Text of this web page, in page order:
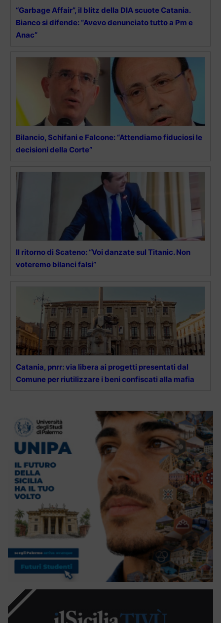
“Garbage Affair”, il blitz della DIA scuote Catania.
Bianco si difende: “Avevo denunciato tutto a Pm e
Anac”
Bilancio, Schifani e Falcone: “Attendiamo fiduciosi le
decisioni della Corte”
Il ritorno di Scateno: “Voi danzate sul Titanic. Non
voteremo bilanci falsi”
Catania, pnrr: via libera ai progetti presentati dal
Comune per riutilizzare i beni confiscati alla mafia